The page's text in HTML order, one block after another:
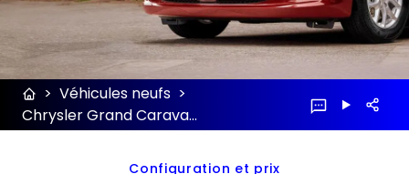
> Véhicules neufs >
Chrysler Grand Caravan 2027 configuration et prix
Configuration et prix